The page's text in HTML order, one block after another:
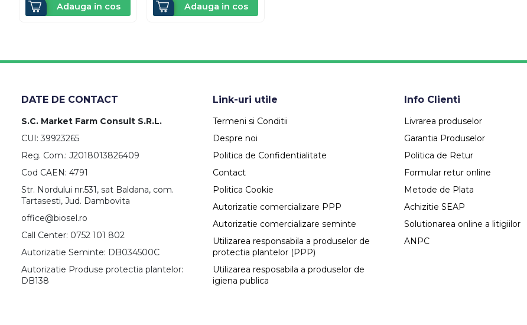
Adauga in cos Adauga in cos
DATE DE CONTACT
S.C. Market Farm Consult S.R.L.
CUI: 39923265
Reg. Com.: J2018013826409
Cod CAEN: 4791
Str. Nordului nr.531, sat Baldana, com.
Tartasesti, Jud. Dambovita
office@biosel.ro
Call Center: 0752 101 802
Autorizatie Seminte: DB034500C
Autorizatie Produse protectia plantelor:
DB138
Link-uri utile
Termeni si Conditii
Despre noi
Politica de Confidentialitate
Contact
Politica Cookie
Autorizatie comercializare PPP
Autorizatie comercializare seminte
Utilizarea responsabila a produselor de
protectia plantelor (PPP)
Utilizarea resposabila a produselor de
igiena publica
Info Clienti
Livrarea produselor
Garantia Produselor
Politica de Retur
Formular retur online
Metode de Plata
Achizitie SEAP
Solutionarea online a litigiilor
ANPC